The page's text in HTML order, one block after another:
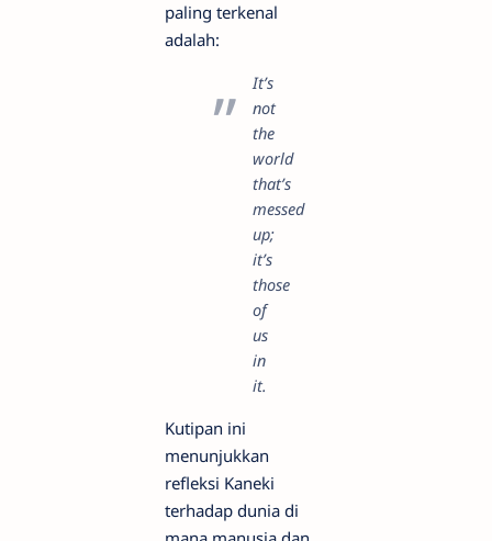
paling terkenal
adalah:
It’s
not
the
world
that’s
messed
up;
it’s
those
of
us
in
it.
Kutipan ini
menunjukkan
refleksi Kaneki
terhadap dunia di